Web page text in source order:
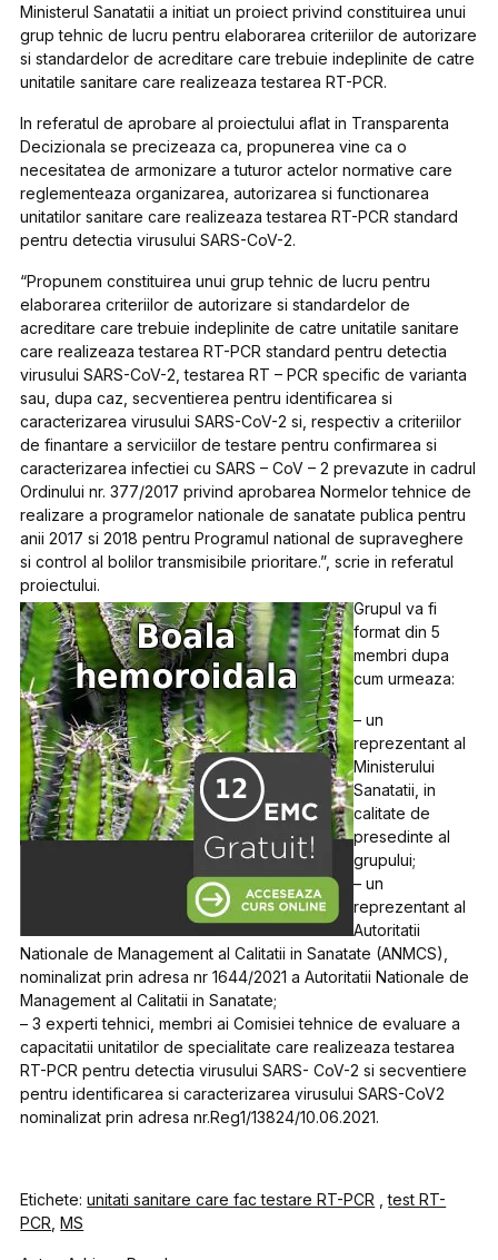
Ministerul Sanatatii a initiat un proiect privind constituirea unui
grup tehnic de lucru pentru elaborarea criteriilor de autorizare
si standardelor de acreditare care trebuie indeplinite de catre
unitatile sanitare care realizeaza testarea RT-PCR.
In referatul de aprobare al proiectului aflat in Transparenta
Decizionala se precizeaza ca, propunerea vine ca o
necesitatea de armonizare a tuturor actelor normative care
reglementeaza organizarea, autorizarea si functionarea
unitatilor sanitare care realizeaza testarea RT-PCR standard
pentru detectia virusului SARS-CoV-2.
“Propunem constituirea unui grup tehnic de lucru pentru
elaborarea criteriilor de autorizare si standardelor de
acreditare care trebuie indeplinite de catre unitatile sanitare
care realizeaza testarea RT-PCR standard pentru detectia
virusului SARS-CoV-2, testarea RT – PCR specific de varianta
sau, dupa caz, secventierea pentru identificarea si
caracterizarea virusului SARS-CoV-2 si, respectiv a criteriilor
de finantare a serviciilor de testare pentru confirmarea si
caracterizarea infectiei cu SARS – CoV – 2 prevazute in cadrul
Ordinului nr. 377/2017 privind aprobarea Normelor tehnice de
realizare a programelor nationale de sanatate publica pentru
anii 2017 si 2018 pentru Programul national de supraveghere
si control al bolilor transmisibile prioritare.”, scrie in referatul
proiectului.
Grupul va fi
format din 5
membri dupa
cum urmeaza:
– un
reprezentant al
Ministerului
Sanatatii, in
calitate de
presedinte al
grupului;
– un
reprezentant al
Autoritatii
Nationale de Management al Calitatii in Sanatate (ANMCS),
nominalizat prin adresa nr 1644/2021 a Autoritatii Nationale de
Management al Calitatii in Sanatate;
– 3 experti tehnici, membri ai Comisiei tehnice de evaluare a
capacitatii unitatilor de specialitate care realizeaza testarea
RT-PCR pentru detectia virusului SARS- CoV-2 si secventiere
pentru identificarea si caracterizarea virusului SARS-CoV2
nominalizat prin adresa nr.Reg1/13824/10.06.2021.
Etichete:unitati sanitare care fac testare RT-PCR ,test RT-
PCR ,MS